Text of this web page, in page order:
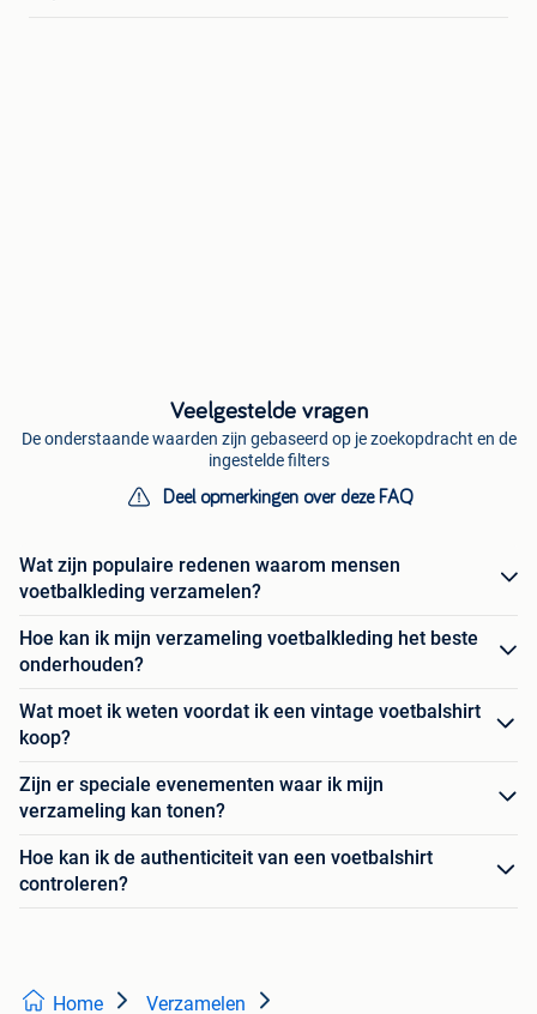
Veelgestelde vragen
De onderstaande waarden zijn gebaseerd op je zoekopdracht en de
ingestelde filters
Deel opmerkingen over deze FAQ
Wat zijn populaire redenen waarom mensen
voetbalkleding verzamelen?
Hoe kan ik mijn verzameling voetbalkleding het beste
onderhouden?
Wat moet ik weten voordat ik een vintage voetbalshirt
koop?
Zijn er speciale evenementen waar ik mijn
verzameling kan tonen?
Hoe kan ik de authenticiteit van een voetbalshirt
controleren?
Home Verzamelen